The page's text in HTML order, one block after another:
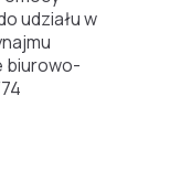
udziału w
biurowo-